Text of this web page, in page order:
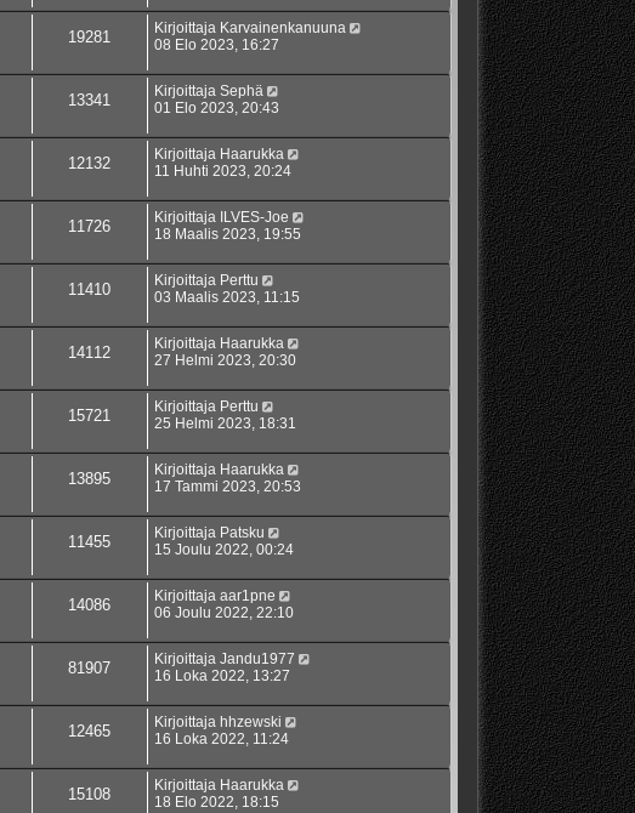
19281 Kirjoittaja Karvainenkanuuna
08 Elo 2023, 16:27
13341 Kirjoittaja Sephä
01 Elo 2023, 20:43
12132 Kirjoittaja Haarukka
11 Huhti 2023, 20:24
11726 Kirjoittaja ILVES-Joe
18 Maalis 2023, 19:55
11410 Kirjoittaja Perttu
03 Maalis 2023, 11:15
14112 Kirjoittaja Haarukka
27 Helmi 2023, 20:30
15721 Kirjoittaja Perttu
25 Helmi 2023, 18:31
13895 Kirjoittaja Haarukka
17 Tammi 2023, 20:53
11455 Kirjoittaja Patsku
15 Joulu 2022, 00:24
14086 Kirjoittaja aar1pne
06 Joulu 2022, 22:10
81907 Kirjoittaja Jandu1977
16 Loka 2022, 13:27
12465 Kirjoittaja hhzewski
16 Loka 2022, 11:24
15108 Kirjoittaja Haarukka
18 Elo 2022, 18:15